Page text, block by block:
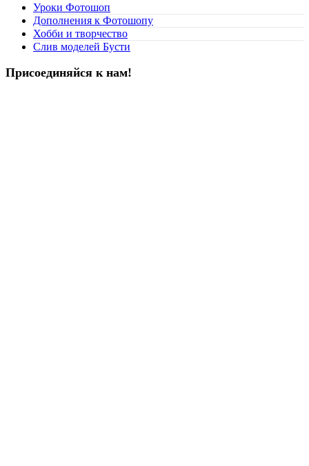
Уроки Фотошоп
Дополнения к Фотошопу
Хобби и творчество
Слив моделей Бусти
Присоединяйся к нам!